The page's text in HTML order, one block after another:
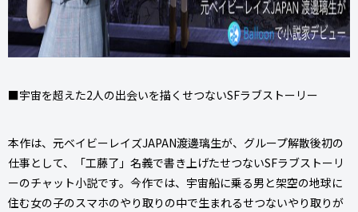
■宇宙を超えた2人の出会いを描くせつないSFラブストーリー
本作は、元ベイビーレイズJAPAN渡邊璃生が、グループ解散後初の
仕事として、「工藤了」名義で書き上げたせつないSFラブストーリ
ーのチャット小説です。今作では、宇宙船に乗る男と架空の地球に
住む女の子のスマホのやり取りの中で生まれるせつないやり取りが